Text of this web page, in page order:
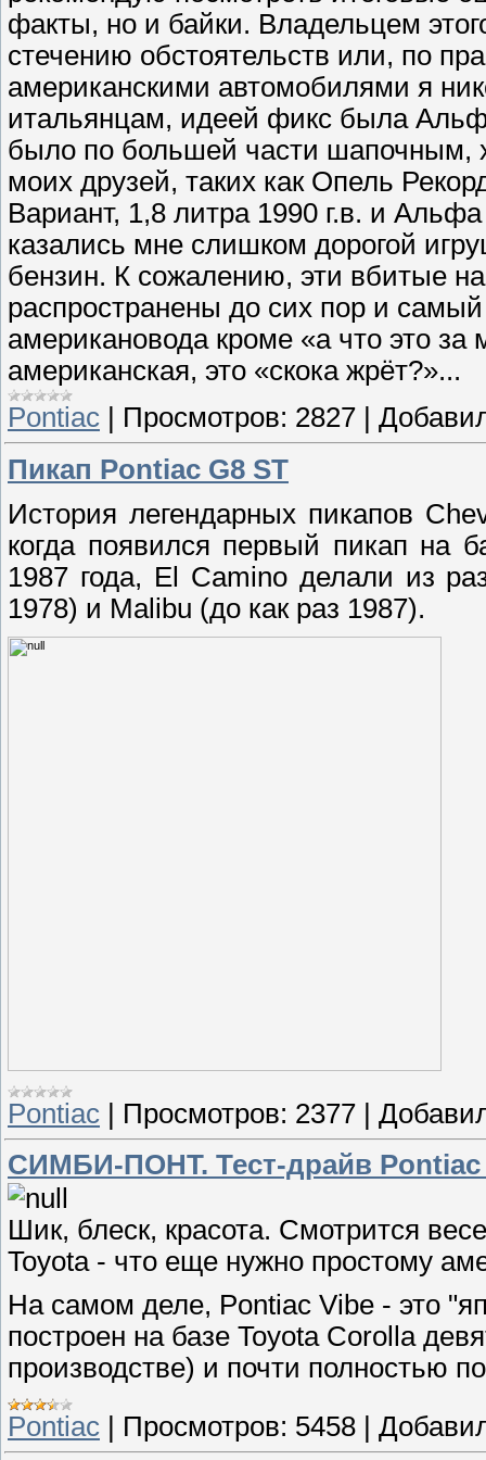
факты, но и байки. Владельцем
стечению обстоятельств или, по
американскими автомобилями я
итальянцам, идеей фикс была
было по большей части шапочным,
моих друзей, таких как Опель
Вариант, 1,8 литра 1990 г.в. и
казались мне слишком дорогой
бензин. К сожалению, эти вбитые
распространены до сих пор и
американовода кроме «а что это
американская, это «скока жрёт?»...
Pontiac
Просмотров: 2827
Пикап Pontiac G8 ST
История легендарных пикапов
когда появился первый пикап на
1987 года, El Camino делали из
1978) и Malibu (до как раз 1987).
Pontiac | Просмотров: 2377 |
СИМБИ-ПОНТ. Тест-драйв Pontiac
Шик, блеск, красота. Смотрится
Toyota - что еще нужно простому
На самом деле, Pontiac Vibe - это
построен на базе Toyota Corolla
производстве) и почти полностью
Pontiac | Просмотров: 5458 |